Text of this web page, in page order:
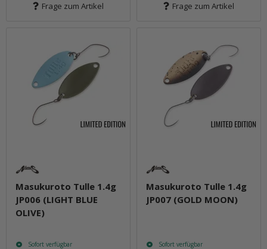
Frage zum Artikel Frage zum Artikel
Masukuroto Tulle 1.4g
JP006 (LIGHT BLUE
OLIVE)
Sofort verfügbar
Masukuroto Tulle 1.4g
JP007 (GOLD MOON)
Sofort verfügbar